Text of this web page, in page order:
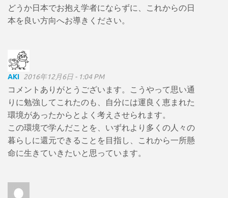
どうか日本でお抱え学者にならずに、これからの日
本を良い方向へお導きください。
AKI 2016年12月6日 - 1:04 PM
コメントありがとうございます。こうやって思い通
りに勉強してこれたのも、自分には運良く恵まれた
環境があったからとよく考えさせられます。
この環境で学んだことを、いずれより多くの人々の
暮らしに還元できることを目指し、これから一所懸
命に生きていきたいと思っています。